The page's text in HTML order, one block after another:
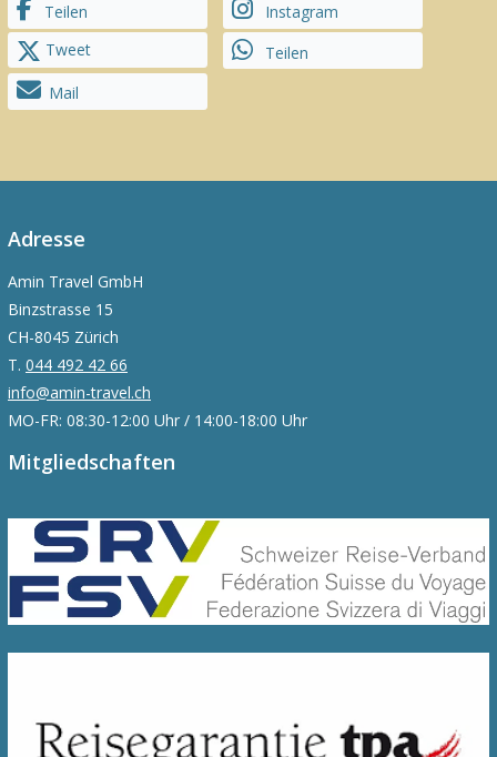
Teilen
Instagram
Tweet
Teilen
Mail
Adresse
Amin Travel GmbH
Binzstrasse 15
CH-8045 Zürich
T. 044 492 42 66
info@amin-travel.ch
MO-FR: 08:30-12:00 Uhr / 14:00-18:00 Uhr
Mitgliedschaften